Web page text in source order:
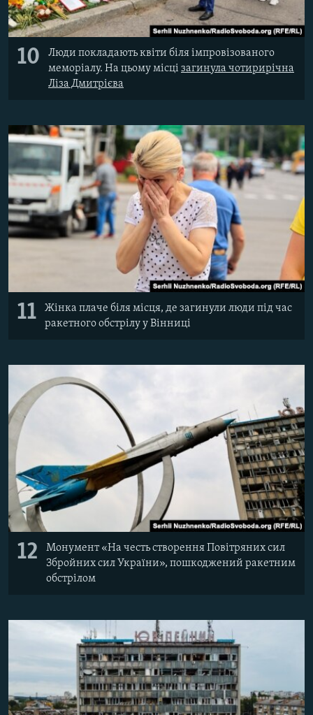
10
Люди покладають квіти біля імпровізованого
меморіалу. На цьому місці загинула чотирирічна
Ліза Дмитрієва
11
Жінка плаче біля місця, де загинули люди під час
ракетного обстрілу у Вінниці
12
Монумент «На честь створення Повітряних сил
Збройних сил України», пошкоджений ракетним
обстрілом